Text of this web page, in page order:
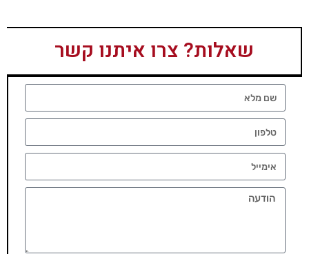
שאלות? צרו איתנו קשר